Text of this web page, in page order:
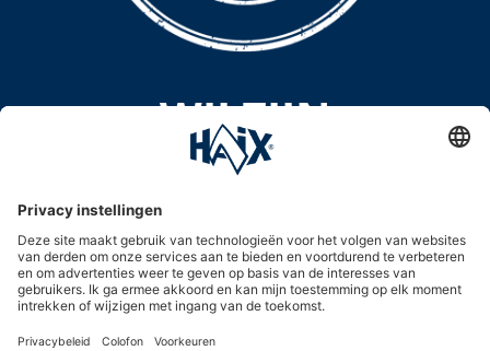
WIJ ZIJN
100 PROCENT
MADE IN EUROPE